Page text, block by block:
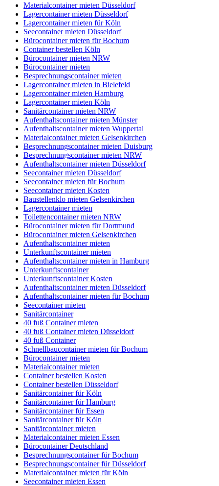
Materialcontainer mieten Düsseldorf
Lagercontainer mieten Düsseldorf
Lagercontainer mieten für Köln
Seecontainer mieten Düsseldorf
Bürocontainer mieten für Bochum
Container bestellen Köln
Bürocontainer mieten NRW
Bürocontainer mieten
Besprechnungscontainer mieten
Lagercontainer mieten in Bielefeld
Lagercontainer mieten Hamburg
Lagercontainer mieten Köln
Sanitärcontainer mieten NRW
Aufenthaltscontainer mieten Münster
Aufenthaltscontainer mieten Wuppertal
Materialcontainer mieten Gelsenkirchen
Besprechnungscontainer mieten Duisburg
Besprechnungscontainer mieten NRW
Aufenthaltscontainer mieten Düsseldorf
Seecontainer mieten Düsseldorf
Seecontainer mieten für Bochum
Seecontainer mieten Kosten
Baustellenklo mieten Gelsenkirchen
Lagercontainer mieten
Toilettencontainer mieten NRW
Bürocontainer mieten für Dortmund
Bürocontainer mieten Gelsenkirchen
Aufenthaltscontainer mieten
Unterkunftscontainer mieten
Aufenthaltscontainer mieten in Hamburg
Unterkunftscontainer
Unterkunftscontainer Kosten
Aufenthaltscontainer mieten Düsseldorf
Aufenthaltscontainer mieten für Bochum
Seecontainer mieten
Sanitärcontainer
40 fuß Container mieten
40 fuß Container mieten Düsseldorf
40 fuß Container
Schnellbaucontainer mieten für Bochum
Bürocontainer mieten
Materialcontainer mieten
Container bestellen Kosten
Container bestellen Düsseldorf
Sanitärcontainer für Köln
Sanitärcontainer für Hamburg
Sanitärcontainer für Essen
Sanitärcontainer für Köln
Sanitärcontainer mieten
Materialcontainer mieten Essen
Bürocontainer Deutschland
Besprechnungscontainer für Bochum
Besprechnungscontainer für Düsseldorf
Materialcontainer mieten für Köln
Seecontainer mieten Essen